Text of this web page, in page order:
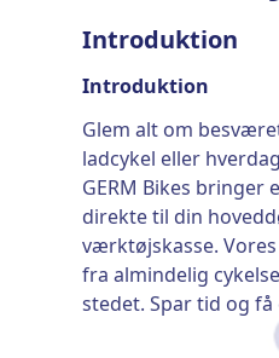
Introduktion
Introduktion
Glem alt om
ladcykel eller
GERM Bikes bringer
direkte til din
værktøjskasse.
fra almindelig
stedet. Spar tid og